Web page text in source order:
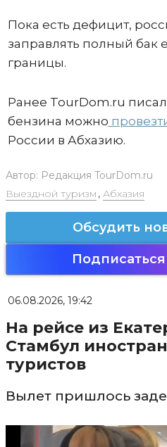
Пока есть дефицит,
заправлять полный бак
границы.
Ранее TourDom.ru
бензина можно
России в Абхазию.
Автор: Редакция TourDom.ru
Выездной туризм , Абхазия
Обсудить
Подписаться
06.08.2026, 19:42
На рейсе из
Стамбул
туристов
Вылет пришлось